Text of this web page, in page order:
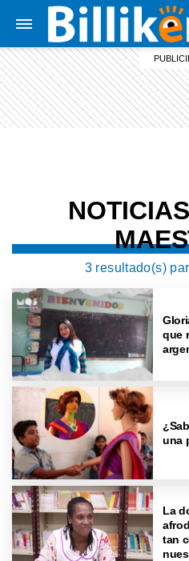
3 resultado(s)
que
una
La
tan